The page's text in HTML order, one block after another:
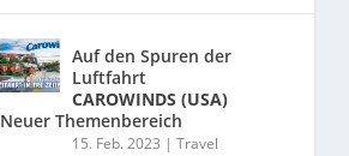
Auf den Spuren der
Luftfahrt
CAROWINDS (USA)
Neuer Themenbereich
15. Feb. 2023 | Travel